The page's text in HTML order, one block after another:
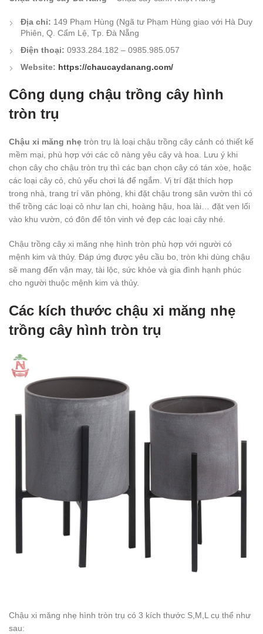
Địa chỉ: 149 Phạm Hùng (Ngã tư Phạm Hùng giao với Hà Duy
Phiên, Q. Cẩm Lệ, Tp. Đà Nẵng
Điện thoại: 0933.284.182 – 0985.985.057
Website: https://chaucaydanang.com/
Công dụng chậu trồng cây hình
tròn trụ
Chậu xi măng nhẹ tròn trụ là loại chậu trồng cây cảnh có thiết kế
mềm mại, phù hợp với các cô nàng yêu cây và hoa. Lưu ý khi
chọn cây cho chậu tròn trụ thì các bạn chọn cây có tán xòe, hoặc
các loại cây cỏ, chủ yếu chơi lá để ngắm. Vị trí đặt thích hợp
trong nhà, trang trí văn phòng, khi đặt chậu trong sân vườn thì có
thể trồng các loại cỏ như lan chi, hoàng hậu, hoa lài… đặt ven lối
vào khu vườn, có đôn để tôn vinh vẻ đẹp các loại cây nhé.
Chậu trồng cây xi măng nhẹ hình tròn phù hợp với người có
mệnh kim và thủy. Đáp ứng được yêu cầu bo, tròn khi dùng chậu
sẽ mang đến vận may, tài lộc, sức khỏe và gia đình hạnh phúc
cho người thuộc mệnh kim và thủy.
Các kích thước chậu xi măng nhẹ
trồng cây hình tròn trụ
Chậu xi măng nhẹ hình tròn trụ có 3 kích thước S,M,L cụ thể như
sau: